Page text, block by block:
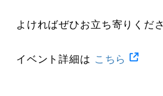
よければぜひお立ち寄りくだ
イベント詳細は こちら